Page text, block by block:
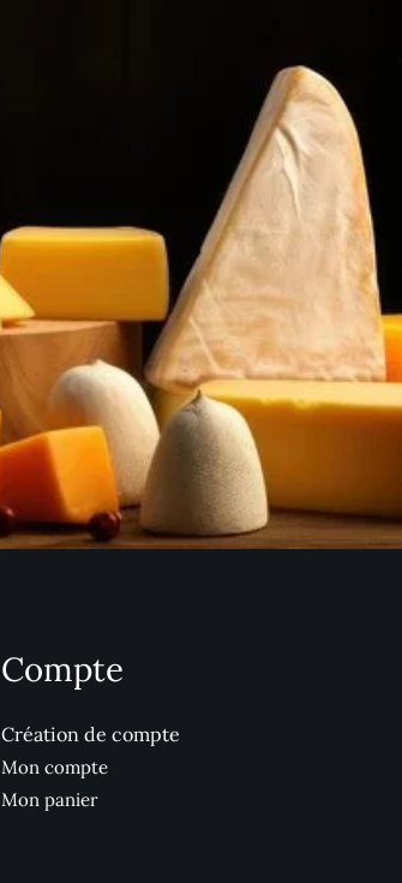
Compte
Création de compte
Mon compte
Mon panier